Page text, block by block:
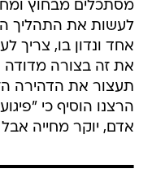
מסתכלים מבחוץ
לעשות את התהליך
אחד ונדון בו, צריך
את זה בצורה מדודה
תעצור את הדהירה
הרצנו הוסיף כי
אדם, יוקר מחייה